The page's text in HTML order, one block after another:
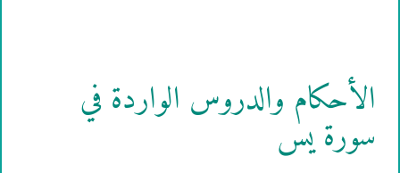
الأحكام والدروس الواردة في
سورة يس